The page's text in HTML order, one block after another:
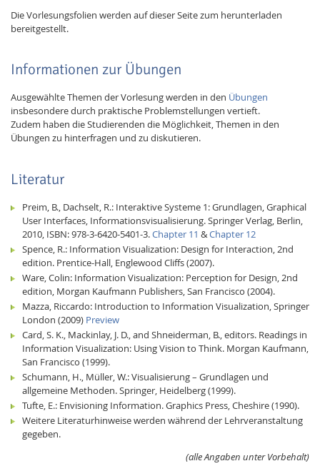
Die Vorlesungsfolien werden auf dieser Seite zum herunterladen
bereitgestellt.
Informationen zur Übungen
Ausgewählte Themen der Vorlesung werden in den Übungen
insbesondere durch praktische Problemstellungen vertieft.
Zudem haben die Studierenden die Möglichkeit, Themen in den
Übungen zu hinterfragen und zu diskutieren.
Literatur
Preim, B., Dachselt, R.: Interaktive Systeme 1: Grundlagen, Graphical
User Interfaces, Informationsvisualisierung. Springer Verlag, Berlin,
2010, ISBN: 978-3-6420-5401-3.Chapter 11 &Chapter 12
Spence, R.: Information Visualization: Design for Interaction, 2nd
edition. Prentice-Hall, Englewood Cliffs (2007).
Ware, Colin: Information Visualization: Perception for Design, 2nd
edition, Morgan Kaufmann Publishers, San Francisco (2004).
Mazza, Riccardo: Introduction to Information Visualization, Springer
London (2009) Preview
Card, S. K., Mackinlay, J. D., and Shneiderman, B., editors. Readings in
Information Visualization: Using Vision to Think. Morgan Kaufmann,
San Francisco (1999).
Schumann, H., Müller, W.: Visualisierung – Grundlagen und
allgemeine Methoden. Springer, Heidelberg (1999).
Tufte, E.: Envisioning Information. Graphics Press, Cheshire (1990).
Weitere Literaturhinweise werden während der Lehrveranstaltung
gegeben.
(alle Angaben unter Vorbehalt)